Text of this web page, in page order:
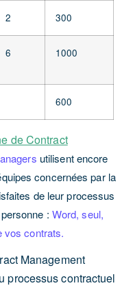
2 300
6 1000
600
de Contract
utilisent encore
concernées par la
de leur processus
: Word, seul,
vos contrats.
Management
processus contractuel